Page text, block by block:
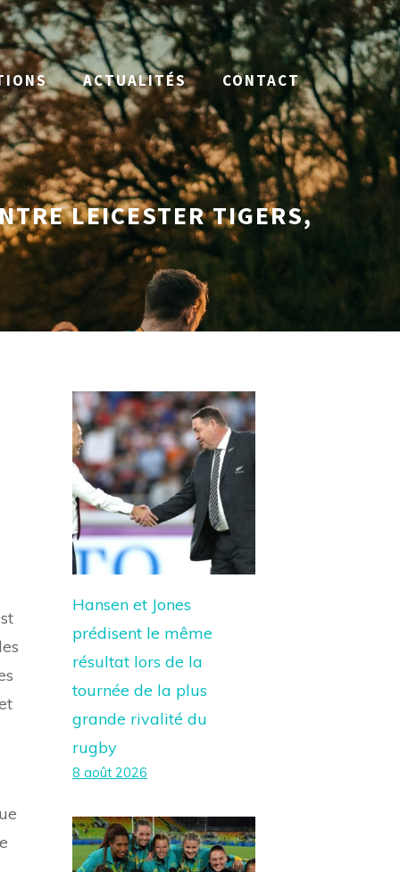
ACTUALITÉS CONTACT
LEICESTER TIGERS,
Hansen et Jones
prédisent le même
résultat lors de la
tournée de la plus
grande rivalité du
rugby
8 août 2026